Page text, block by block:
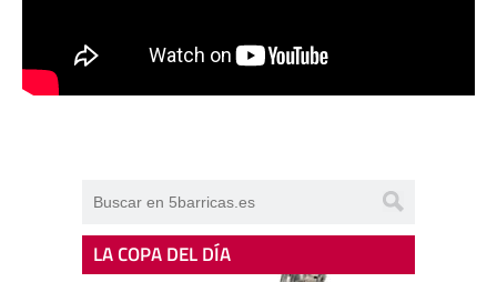
LA COPA DEL DÍA